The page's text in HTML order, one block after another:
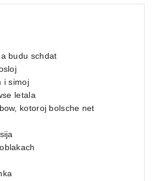
budu schdat
i simoj
letala
kotoroj bolsche net